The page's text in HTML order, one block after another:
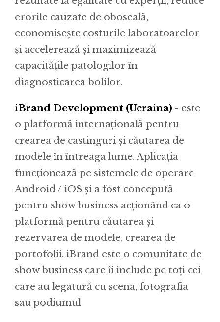
erorile cauzate de oboseală,
economisește costurile laboratoarelor
și accelerează și maximizează
capacitățile patologilor în
diagnosticarea bolilor.
iBrand Development (Ucraina) - este
o platformă internațională pentru
crearea de castinguri și căutarea de
modele în întreaga lume. Aplicația
funcționează pe sistemele de operare
Android / iOS și a fost concepută
pentru show business acționând ca o
platformă pentru căutarea și
rezervarea de modele, crearea de
portofolii. iBrand este o comunitate de
show business care îi include pe toți cei
care au legatură cu scena, fotografia
sau podiumul.